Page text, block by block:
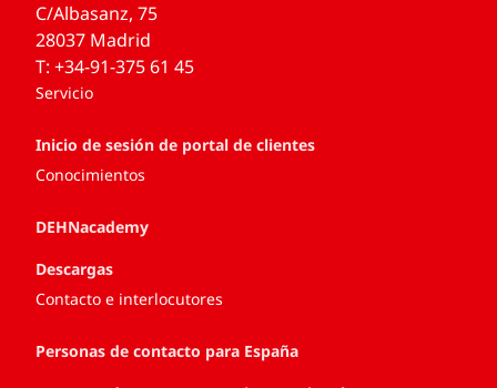
C/Albasanz, 75
28037 Madrid
T: +34-91-375 61 45
Servicio
Inicio de sesión de portal de clientes
Conocimientos
DEHNacademy
Descargas
Contacto e interlocutores
Personas de contacto para España